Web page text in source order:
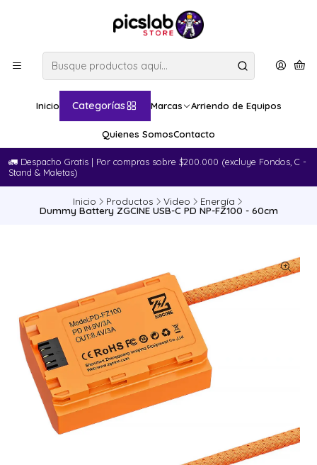
Inicio Categorías Marcas Arriendo de Equipos
Quienes SomosContacto
🚛​ Despacho Gratis | Por compras sobre $200.000 (excluye Fondos, C -
Stand & Maletas)
Inicio Productos Video Energía
Dummy Battery ZGCINE USB-C PD NP-FZ100 - 60cm